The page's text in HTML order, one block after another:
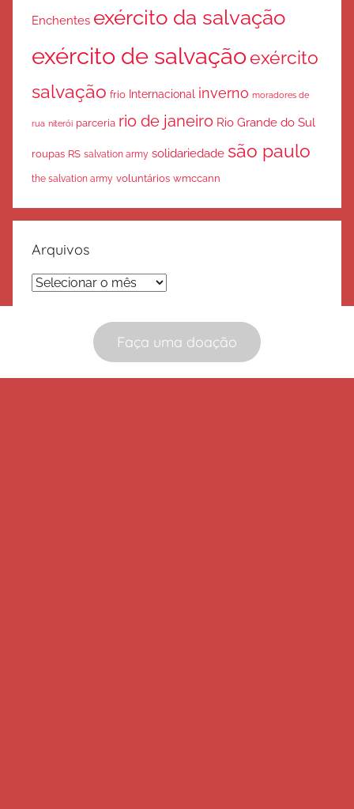
Faça uma doação
Enchentes exército da salvação
exército de salvaçãoexército
salvação frio Internacional inverno moradores de
rua niterói parceria rio de janeiro Rio Grande do Sul
roupas RS salvation army solidariedade são paulo
the salvation army voluntários wmccann
Arquivos
Arquivos